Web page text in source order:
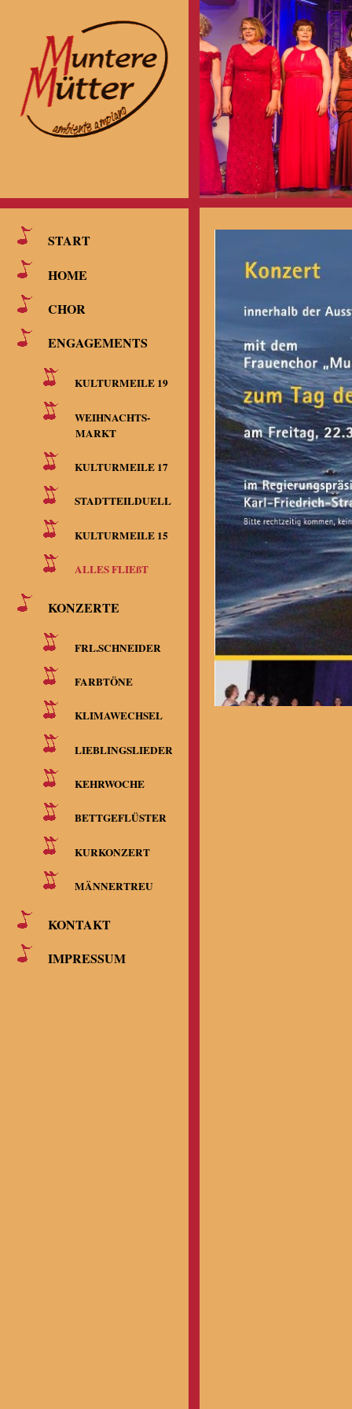
START
HOME
CHOR
ENGAGEMENTS
KULTURMEILE 19
WEIHNACHTS-
MARKT
KULTURMEILE 17
STADTTEILDUELL
KULTURMEILE 15
ALLES FLIEßT
KONZERTE
FRL.SCHNEIDER
FARBTÖNE
KLIMAWECHSEL
LIEBLINGSLIEDER
KEHRWOCHE
BETTGEFLÜSTER
KURKONZERT
MÄNNERTREU
KONTAKT
IMPRESSUM